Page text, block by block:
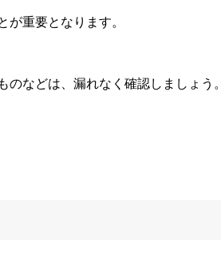
が重要となります。
などは、漏れなく確認しましょう。